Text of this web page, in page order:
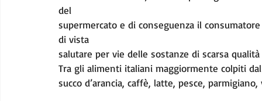
del
supermercato e di conseguenza il
di vista
salutare per vie delle sostanze di scarsa
Tra gli alimenti italiani maggiormente colpiti
succo d’arancia, caffè, latte, pesce, parmigiano,